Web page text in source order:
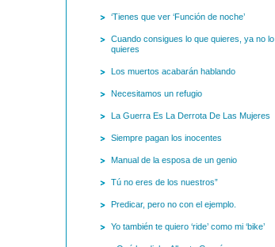
‘Tienes que ver ‘Función de noche’
Cuando consigues lo que quieres, ya no lo
quieres
Los muertos acabarán hablando
Necesitamos un refugio
La Guerra Es La Derrota De Las Mujeres
Siempre pagan los inocentes
Manual de la esposa de un genio
Tú no eres de los nuestros”
Predicar, pero no con el ejemplo.
Yo también te quiero ‘ride’ como mi ‘bike’